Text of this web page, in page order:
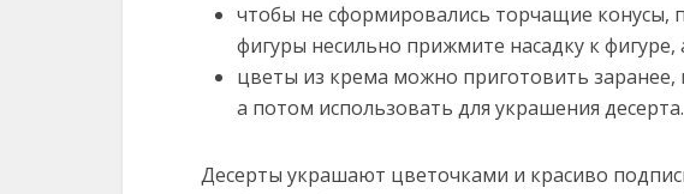
чтобы не сформировались торчащие
фигуры несильно прижмите насадку к фигуре,
цветы из крема можно приготовить
а потом использовать для украшения десерта.
Десерты украшают цветочками и красиво